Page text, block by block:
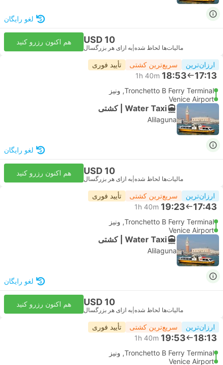
لغو رایگان
USD 10
مالیات‌ها لحاظ شده به ازای هر بزرگسال
هم اکنون رزرو کنید
ارزان‌ترین سریع‌ترین کشتی تأیید فوری
17:13
18:53
1h 40m
Tronchetto B Ferry Terminal, ونیز
Venice Airport
Water Taxi | کشتی
Alilaguna
لغو رایگان
USD 10
مالیات‌ها لحاظ شده به ازای هر بزرگسال
هم اکنون رزرو کنید
ارزان‌ترین سریع‌ترین کشتی تأیید فوری
17:43
19:23
1h 40m
Tronchetto B Ferry Terminal, ونیز
Venice Airport
Water Taxi | کشتی
Alilaguna
لغو رایگان
USD 10
مالیات‌ها لحاظ شده به ازای هر بزرگسال
هم اکنون رزرو کنید
ارزان‌ترین سریع‌ترین کشتی تأیید فوری
18:13
19:53
1h 40m
Tronchetto B Ferry Terminal, ونیز
Venice Airport